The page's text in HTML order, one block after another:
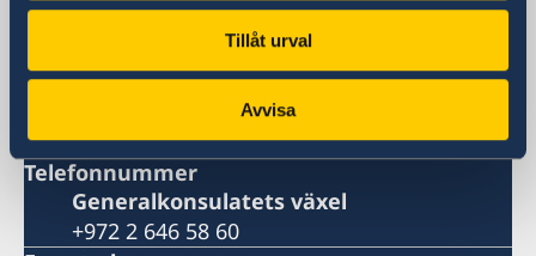
Tillåt urval
Avvisa
Consulate General of Sweden
Jerusalem 91002
Telefonnummer
Generalkonsulatets växel
+972 2 646 58 60